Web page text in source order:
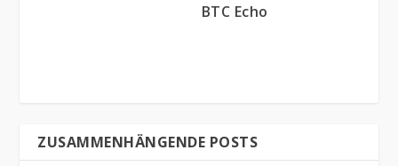
BTC Echo
ZUSAMMENHÄNGENDE POSTS